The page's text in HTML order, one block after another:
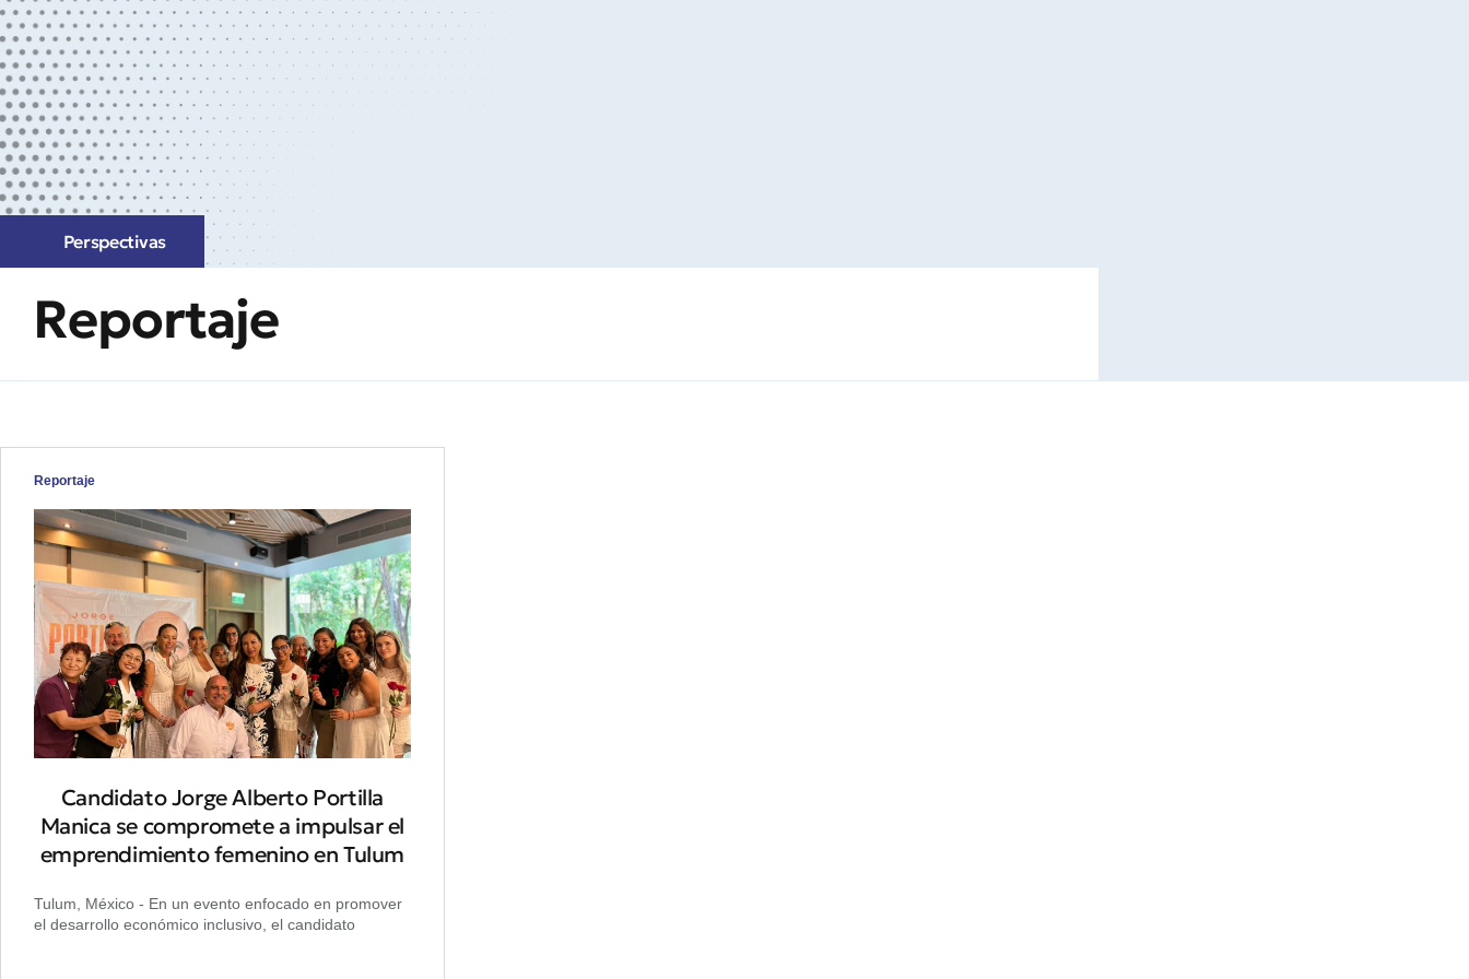
Perspectivas
Reportaje
Reportaje
Candidato Jorge Alberto Portilla
Manica se compromete a impulsar el
emprendimiento femenino en Tulum
Tulum, México - En un evento enfocado en promover
el desarrollo económico inclusivo, el candidato